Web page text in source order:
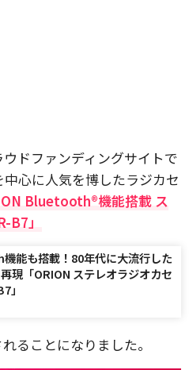
ドファンディングサイトで
心に人気を博したラジカセ
Bluetooth®機能搭載 ス
B7」
能も搭載！80年代に大流行した
現「ORION ステレオラジオカセ
」
ることになりました。